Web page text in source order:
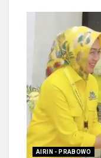
AIRIN - PRABOWO